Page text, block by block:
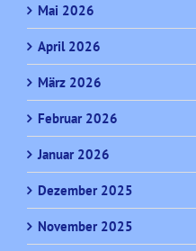
Mai 2026
April 2026
März 2026
Februar 2026
Januar 2026
Dezember 2025
November 2025